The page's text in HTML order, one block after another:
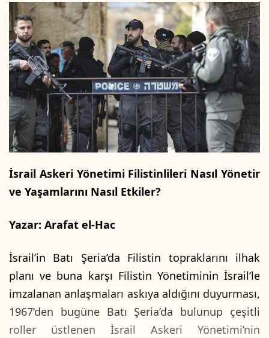
l
o
w
o
n
X
e
p
o
s
t
a
ö
n
d
r
m
İsrail Askeri Yönetimi Filistinlileri Nasıl Yönetir
ve Yaşamlarını Nasıl Etkiler?
Yazar: Arafat el-Hac
İsrail’in Batı Şeria’da Filistin topraklarını ilhak
planı ve buna karşı Filistin Yönetiminin İsrail’le
imzalanan anlaşmaları askıya aldığını duyurması,
1967’den bugüne Batı Şeria’da bulunup çeşitli
roller üstlenen İsrail Askeri Yönetimi’nin